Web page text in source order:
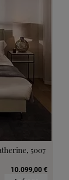
5007
10.099,00 €